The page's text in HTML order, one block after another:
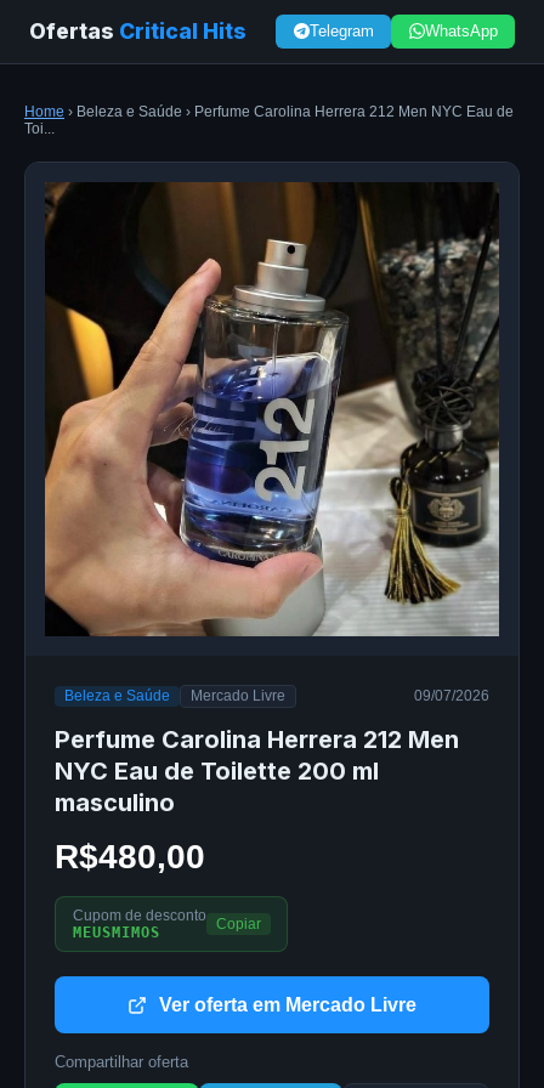
Ofertas Critical Hits Telegram WhatsApp
Home › Beleza e Saúde › Perfume Carolina Herrera 212 Men NYC Eau de
Toi...
Beleza e Saúde Mercado Livre 09/07/2026
Perfume Carolina Herrera 212 Men
NYC Eau de Toilette 200 ml
masculino
R$480,00
Cupom de desconto
MEUSMIMOS
Copiar
Ver oferta em Mercado Livre
Compartilhar oferta